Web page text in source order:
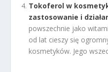
Tokoferol w
zastosowanie i
powszechnie jako
od lat cieszy się
kosmetyków. Jego